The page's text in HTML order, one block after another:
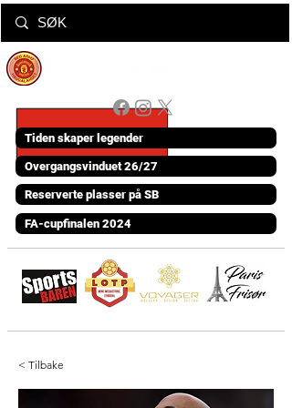
Tiden skaper legender
Overgangsvinduet 26/27
Reserverte plasser på SB
FA-cupfinalen 2024
< Tilbake